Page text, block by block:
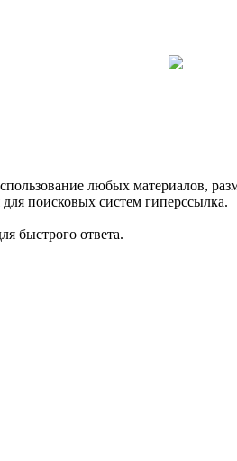
любых материалов,
поисковых систем гиперссылка.
быстрого ответа.